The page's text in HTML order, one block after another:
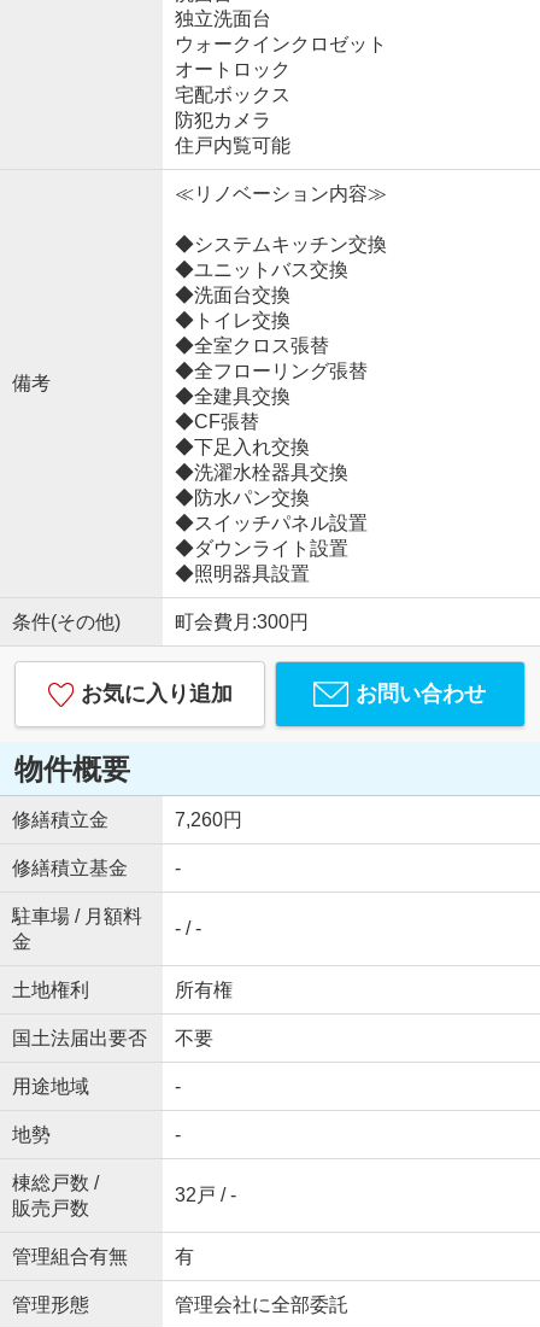
独立洗面台
ウォークインクロゼット
オートロック
宅配ボックス
防犯カメラ
住戸内覧可能
備考
≪リノベーション内容≫
◆システムキッチン交換
◆ユニットバス交換
◆洗面台交換
◆トイレ交換
◆全室クロス張替
◆全フローリング張替
◆全建具交換
◆CF張替
◆下足入れ交換
◆洗濯水栓器具交換
◆防水パン交換
◆スイッチパネル設置
◆ダウンライト設置
◆照明器具設置
条件(その他) 町会費月:300円
お気に入り追加 お問い合わせ
物件概要
修繕積立金 7,260円
修繕積立基金 -
駐車場 / 月額料
金
- / -
土地権利 所有権
国土法届出要否 不要
用途地域 -
地勢 -
棟総戸数 /
販売戸数
32戸 / -
管理組合有無 有
管理形態 管理会社に全部委託